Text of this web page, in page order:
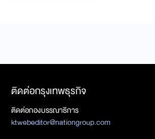
ติดต่อกรุงเทพธุรกิจ
ติดต่อกองบรรณาธิการ
ktwebeditor@nationgroup.com